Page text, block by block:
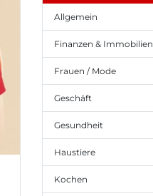
Allgemein
Finanzen & Immobilien
Frauen / Mode
Geschäft
Gesundheit
Haustiere
Kochen